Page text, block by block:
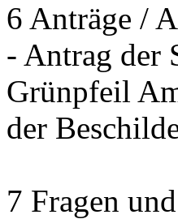
6 Anträge /
- Antrag der
Grünpfeil
der
7 Fragen